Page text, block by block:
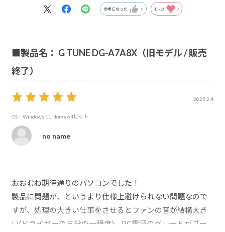
参考になった 0 Like! 0
■製品名： G TUNE DG-A7A8X（旧モデル / 販売
終了）
2025.2.4
OS：Windows 11 Home 64ビット
no name
おおむね期待通りのパソコンでした！
製品に問題が、というより仕様上避けられない問題なので
すが、処理の大きい仕事をさせるとファンの音が結構大き
い(ドライヤーの三分の一程度)、PC電源のグレードがゴー